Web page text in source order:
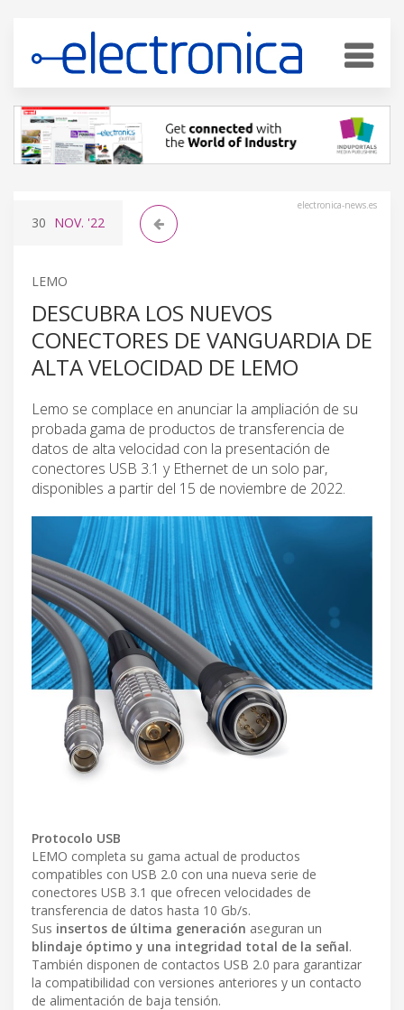
electronica-news.es
30 NOV. '22
LEMO
DESCUBRA LOS NUEVOS
CONECTORES DE VANGUARDIA DE
ALTA VELOCIDAD DE LEMO
Lemo se complace en anunciar la ampliación de su
probada gama de productos de transferencia de
datos de alta velocidad con la presentación de
conectores USB 3.1 y Ethernet de un solo par,
disponibles a partir del 15 de noviembre de 2022.
Protocolo USB
LEMO completa su gama actual de productos
compatibles con USB 2.0 con una nueva serie de
conectores USB 3.1 que ofrecen velocidades de
transferencia de datos hasta 10 Gb/s.
Sus insertos de última generación aseguran un
blindaje óptimo y una integridad total de la señal.
También disponen de contactos USB 2.0 para garantizar
la compatibilidad con versiones anteriores y un contacto
de alimentación de baja tensión.